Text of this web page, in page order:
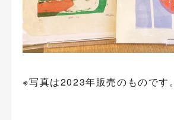
※写真は2023年販売のものです。